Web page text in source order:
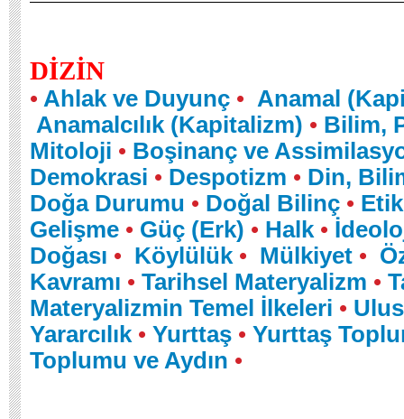
DİZİN
• Ahlak ve Duyunç • Anamal
Anamalcılık (Kapitalizm) • Bilim,
Mitoloji • Boşinanç ve
Demokrasi • Despotizm • Din,
Doğa Durumu • Doğal Bilinç •
Gelişme • Güç (Erk) • Halk •
Doğası • Köylülük • Mülkiyet •
Kavramı • Tarihsel Materyalizm •
Materyalizmin Temel İlkeleri •
Yararcılık • Yurttaş • Yurttaş
Toplumu ve Aydın •